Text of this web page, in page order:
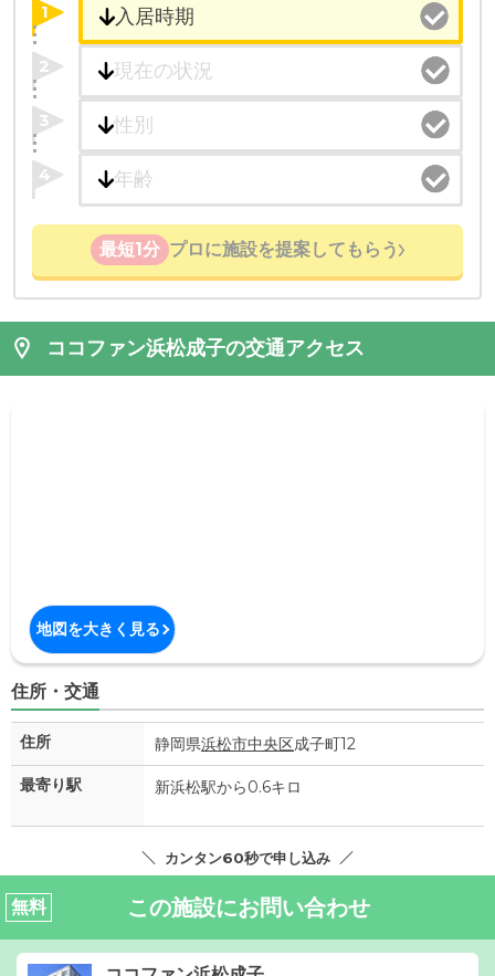
1
2
3
4
最短1分 プロに施設を提案してもらう
ココファン浜松成子の交通アクセス
地図を大きく見る
住所・交通
住所 静岡県浜松市中央区成子町12
最寄り駅 新浜松駅から0.6キロ
カンタン60秒で申し込み
無料 この施設にお問い合わせ